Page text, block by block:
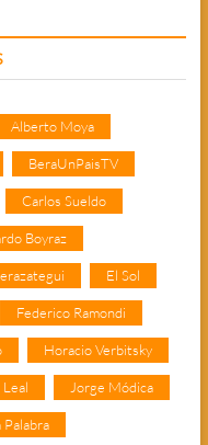
Alberto Moya
BeraUnPaisTV
Carlos Sueldo
Boyraz
El Sol
Federico Ramondi
Horacio Verbitsky
Leal Jorge Módica
Palabra